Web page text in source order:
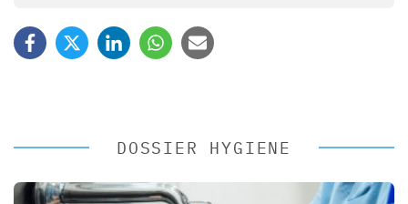
DOSSIER HYGIENE